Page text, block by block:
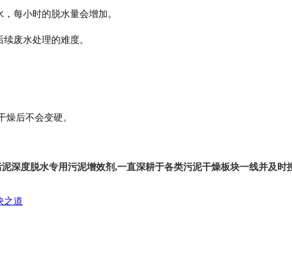
每小时的脱水量会增加。
续废水处理的难度。
燥后不会变硬。
深度脱水专用污泥增效剂,一直深耕于各类污泥干燥板块一线并及
之道